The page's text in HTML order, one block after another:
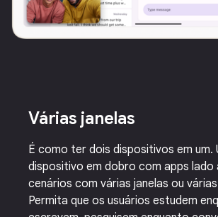
Várias janelas
É como ter dois dispositivos em um.
dispositivo em dobro com apps lado
cenários com várias janelas ou
Permita que os usuários estudem